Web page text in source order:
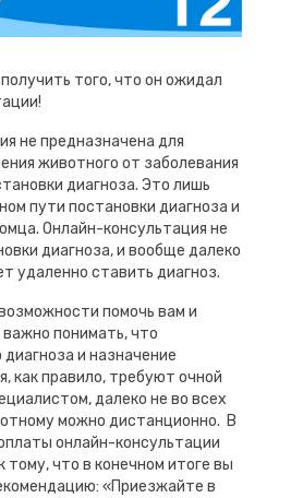
того, что он ожидал
не предназначена для
животного от заболевания
диагноза. Это лишь
пути постановки диагноза и
Онлайн-консультация не
диагноза, и вообще далеко
удаленно ставить диагноз.
помочь вам и
понимать, что
и назначение
как правило, требуют очной
далеко не во всех
можно дистанционно. В
онлайн-консультации
тому, что в конечном итоге вы
«Приезжайте в